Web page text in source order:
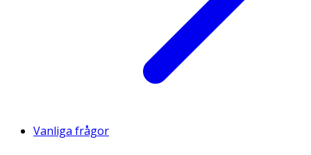
Vanliga frågor